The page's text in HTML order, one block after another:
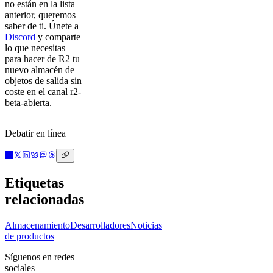
no están en la lista
anterior, queremos
saber de ti. Únete a
Discord y comparte
lo que necesitas
para hacer de R2 tu
nuevo almacén de
objetos de salida sin
coste en el canal r2-
beta-abierta.
Debatir en línea
Etiquetas
relacionadas
AlmacenamientoDesarrolladoresNoticias
de productos
Síguenos en redes
sociales